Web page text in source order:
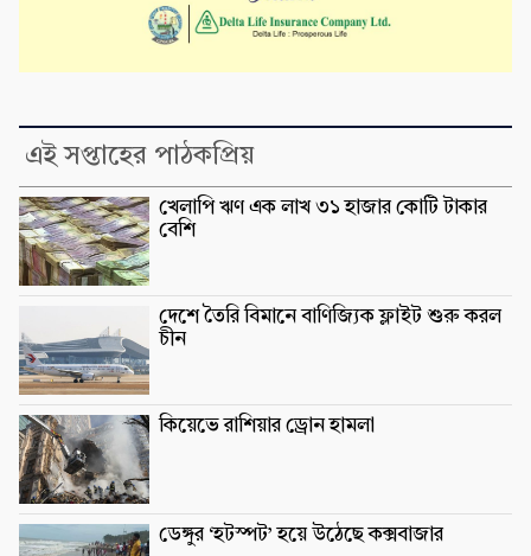
এই সপ্তাহের পাঠকপ্রিয়
খেলাপি ঋণ এক লাখ ৩১ হাজার কোটি টাকার
বেশি
দেশে তৈরি বিমানে বাণিজ্যিক ফ্লাইট শুরু করল
চীন
কিয়েভে রাশিয়ার ড্রোন হামলা
ডেঙ্গুর ‘হটস্পট’ হয়ে উঠেছে কক্সবাজার